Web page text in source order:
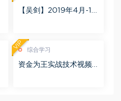
【吴剑】2019年4月-11
综合学习
资金为王实战技术视频
VIP